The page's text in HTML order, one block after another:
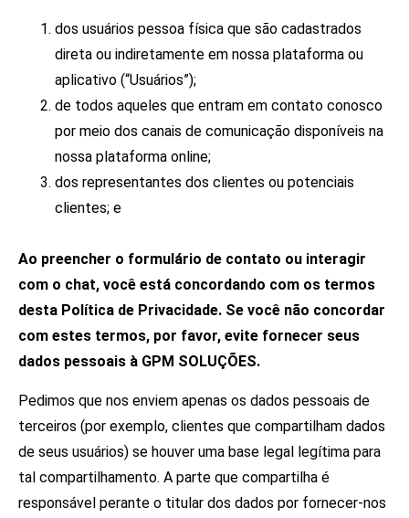
dos usuários pessoa física que são cadastrados
direta ou indiretamente em nossa plataforma ou
aplicativo (“Usuários”);
de todos aqueles que entram em contato conosco
por meio dos canais de comunicação disponíveis na
nossa plataforma online;
dos representantes dos clientes ou potenciais
clientes; e
Ao preencher o formulário de contato ou interagir
com o chat, você está concordando com os termos
desta Política de Privacidade. Se você não concordar
com estes termos, por favor, evite fornecer seus
dados pessoais à GPM SOLUÇÕES.
Pedimos que nos enviem apenas os dados pessoais de
terceiros (por exemplo, clientes que compartilham dados
de seus usuários) se houver uma base legal legítima para
tal compartilhamento. A parte que compartilha é
responsável perante o titular dos dados por fornecer-nos